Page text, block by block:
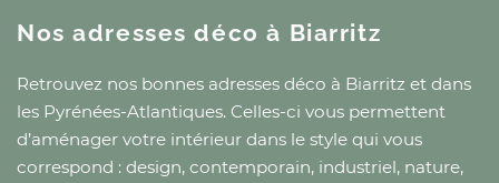
Nos adresses décoà Biarritz
Retrouvez nos bonnes adresses déco à Biarritz et dans
les Pyrénées-Atlantiques. Celles-ci vous permettent
d’aménager votre intérieur dans le style qui vous
correspond : design, contemporain, industriel, nature,